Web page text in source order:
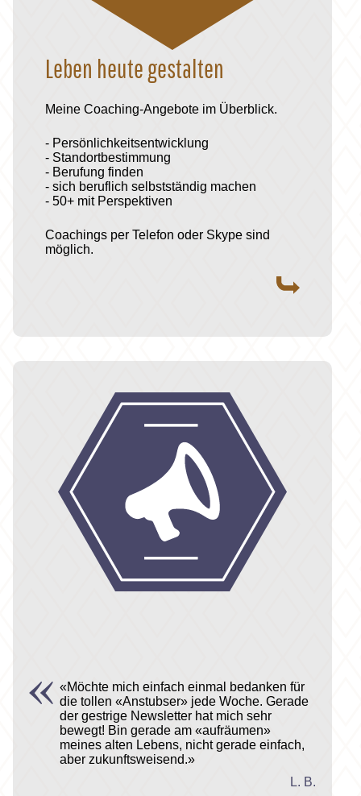
Leben heute gestalten
Meine Coaching-Angebote im Überblick.
- Persönlichkeitsentwicklung
- Standortbestimmung
- Berufung finden
- sich beruflich selbstständig machen
- 50+ mit Perspektiven
Coachings per Telefon oder Skype sind
möglich.
«Möchte mich einfach einmal bedanken für
die tollen «Anstubser» jede Woche. Gerade
der gestrige Newsletter hat mich sehr
bewegt! Bin gerade am «aufräumen»
meines alten Lebens, nicht gerade einfach,
aber zukunftsweisend.»
L. B.